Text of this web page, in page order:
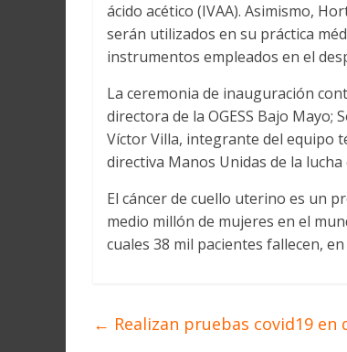
ácido acético (IVAA). Asimismo,
serán utilizados en su práctica
instrumentos empleados en el
La ceremonia de inauguración
directora de la OGESS Bajo
Víctor Villa, integrante del equipo
directiva Manos Unidas de la lucha
El cáncer de cuello uterino es un
medio millón de mujeres en el
cuales 38 mil pacientes fallecen,
← Realizan pruebas covid19